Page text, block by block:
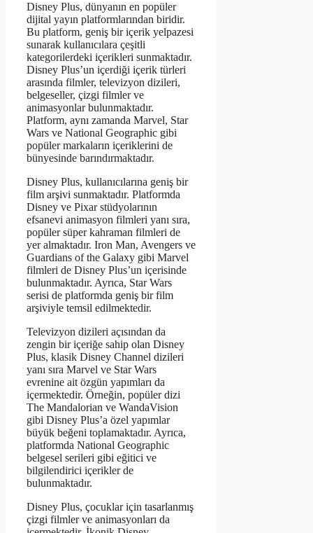
Disney Plus, dünyanın en popüler
dijital yayın platformlarından biridir.
Bu platform, geniş bir içerik yelpazesi
sunarak kullanıcılara çeşitli
kategorilerdeki içerikleri sunmaktadır.
Disney Plus’un içerdiği içerik türleri
arasında filmler, televizyon dizileri,
belgeseller, çizgi filmler ve
animasyonlar bulunmaktadır.
Platform, aynı zamanda Marvel, Star
Wars ve National Geographic gibi
popüler markaların içeriklerini de
bünyesinde barındırmaktadır.
Disney Plus, kullanıcılarına geniş bir
film arşivi sunmaktadır. Platformda
Disney ve Pixar stüdyolarının
efsanevi animasyon filmleri yanı sıra,
popüler süper kahraman filmleri de
yer almaktadır. Iron Man, Avengers ve
Guardians of the Galaxy gibi Marvel
filmleri de Disney Plus’un içerisinde
bulunmaktadır. Ayrıca, Star Wars
serisi de platformda geniş bir film
arşiviyle temsil edilmektedir.
Televizyon dizileri açısından da
zengin bir içeriğe sahip olan Disney
Plus, klasik Disney Channel dizileri
yanı sıra Marvel ve Star Wars
evrenine ait özgün yapımları da
içermektedir. Örneğin, popüler dizi
The Mandalorian ve WandaVision
gibi Disney Plus’a özel yapımlar
büyük beğeni toplamaktadır. Ayrıca,
platformda National Geographic
belgesel serileri gibi eğitici ve
bilgilendirici içerikler de
bulunmaktadır.
Disney Plus, çocuklar için tasarlanmış
çizgi filmler ve animasyonları da